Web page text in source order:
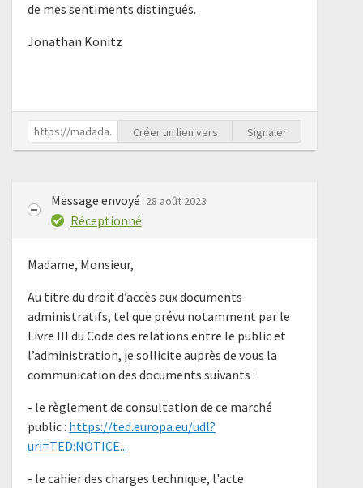
de mes sentiments distingués.
Jonathan Konitz
Créer un lien vers Signaler
Message envoyé 28 août 2023
Réceptionné
Madame, Monsieur,
Au titre du droit d’accès aux documents
administratifs, tel que prévu notamment par le
Livre III du Code des relations entre le public et
l’administration, je sollicite auprès de vous la
communication des documents suivants :
- le règlement de consultation de ce marché
public : https://ted.europa.eu/udl?
uri=TED:NOTICE...
- le cahier des charges technique, l'acte